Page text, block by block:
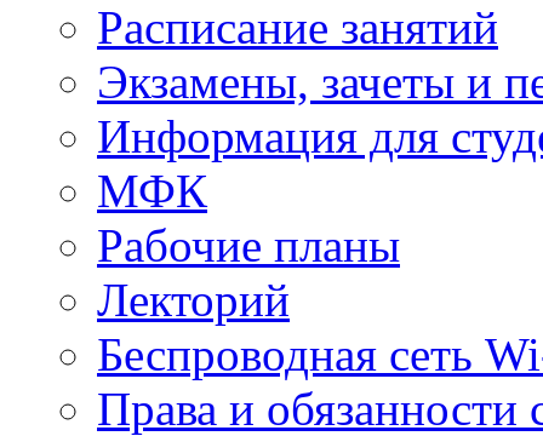
Расписание занятий
Экзамены, зачеты и
Информация для
МФК
Рабочие планы
Лекторий
Беспроводная сеть
Права и обязанности